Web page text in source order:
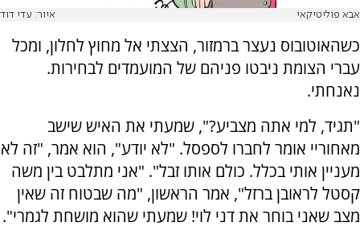
אבא פוליטיקאי איור: עדי דוד
כשהאוטובוס נעצר ברמזור, הצצתי אל מחוץ לחלון, ומכל
עברי הצומת ניבטו פניהם של המועמדים לבחירות.
נאנחתי.
"תגיד, למי אתה מצביע?", שמעתי את האיש שישב
מאחוריי אומר לחברו לספסל. "לא יודע", הוא אמר, "זה לא
מעניין אותי בכלל. כולם אותו זבל". "אני מתלבט בין משה
קסטל לראובן ברזל", אמר הראשון, "מה שבטוח זה שאין
מצב שאני בוחר את דני לוי! שמעתי שהוא מושחת לגמרי".